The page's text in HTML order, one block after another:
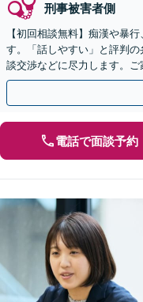
刑事被害者側
【初回相談無料】痴漢や暴
す。「話しやすい」と評判
談交渉などに尽力します。
ＥＢ面談可。一人で悩まず
電話で面談予約